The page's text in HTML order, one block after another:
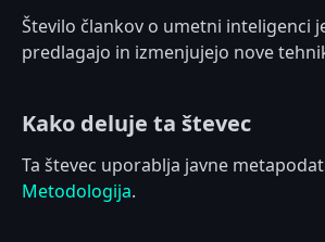
Število člankov o umetni inteligenci
predlagajo in izmenjujejo nove
Kako deluje ta števec
Ta števec uporablja javne
Metodologija.